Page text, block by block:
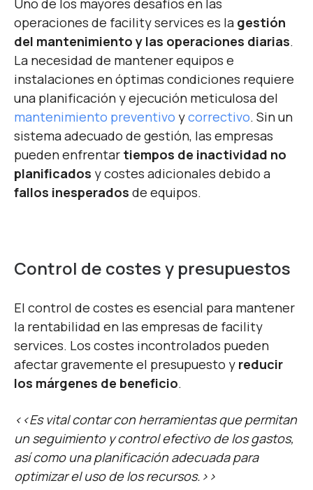
Uno de los mayores desafíos en las
operaciones de facility services es la gestión
del mantenimiento y las operaciones diarias.
La necesidad de mantener equipos e
instalaciones en óptimas condiciones requiere
una planificación y ejecución meticulosa del
mantenimiento preventivo ycorrectivo. Sin un
sistema adecuado de gestión, las empresas
pueden enfrentar tiempos de inactividad no
planificados y costes adicionales debido a
fallos inesperados de equipos.
Control de costes y presupuestos
El control de costes es esencial para mantener
la rentabilidad en las empresas de facility
services. Los costes incontrolados pueden
afectar gravemente el presupuesto y reducir
los márgenes de beneficio.
<<Es vital contar con herramientas que permitan
un seguimiento y control efectivo de los gastos,
así como una planificación adecuada para
optimizar el uso de los recursos.>>